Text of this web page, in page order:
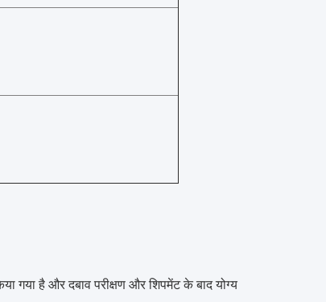
गया है और दबाव परीक्षण और शिपमेंट के बाद योग्य